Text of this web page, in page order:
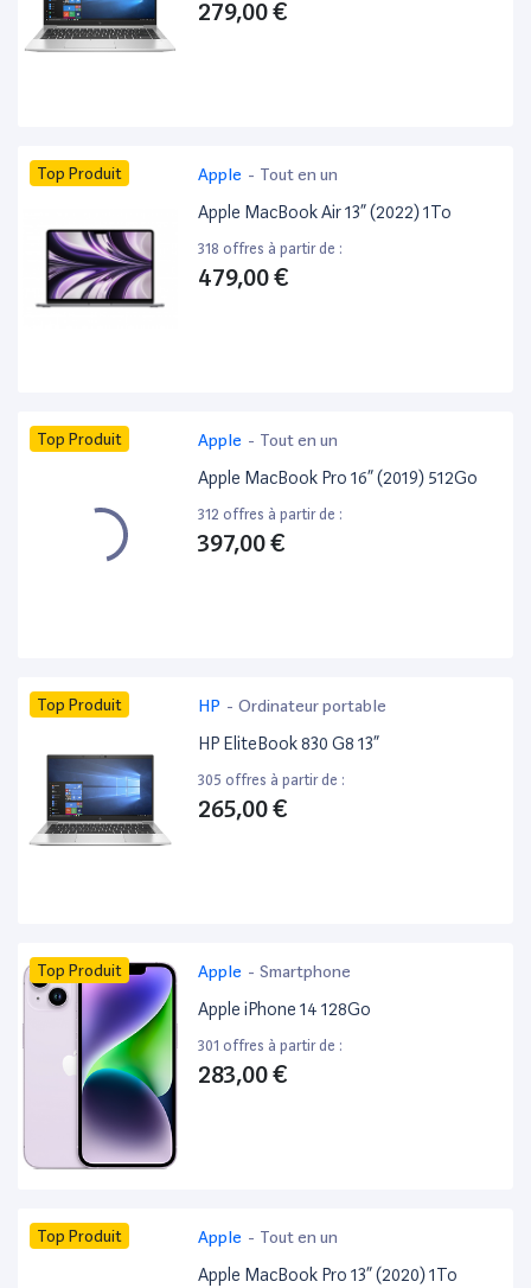
279,00 €
Top Produit Apple - Tout en un
Apple MacBook Air 13” (2022) 1To
318 offres à partir de :
479,00 €
Top Produit Apple - Tout en un
Apple MacBook Pro 16” (2019) 512Go
312 offres à partir de :
397,00 €
Top Produit HP - Ordinateur portable
HP EliteBook 830 G8 13”
305 offres à partir de :
265,00 €
Top Produit Apple - Smartphone
Apple iPhone 14 128Go
301 offres à partir de :
283,00 €
Top Produit Apple - Tout en un
Apple MacBook Pro 13” (2020) 1To